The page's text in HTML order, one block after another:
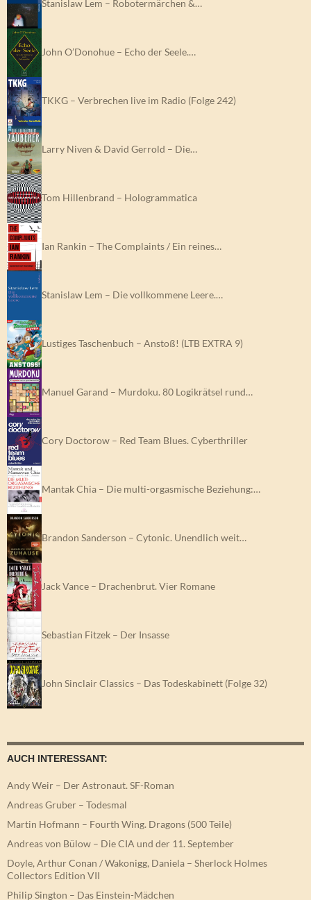
Stanislaw Lem – Robotermärchen &…
John O’Donohue – Echo der Seele.…
TKKG – Verbrechen live im Radio (Folge 242)
Larry Niven & David Gerrold – Die…
Tom Hillenbrand – Hologrammatica
Ian Rankin – The Complaints / Ein reines…
Stanislaw Lem – Die vollkommene Leere.…
Lustiges Taschenbuch – Anstoß! (LTB EXTRA 9)
Manuel Garand – Murdoku. 80 Logikrätsel rund…
Cory Doctorow – Red Team Blues. Cyberthriller
Mantak Chia – Die multi-orgasmische Beziehung:…
Brandon Sanderson – Cytonic. Unendlich weit…
Jack Vance – Drachenbrut. Vier Romane
Sebastian Fitzek – Der Insasse
John Sinclair Classics – Das Todeskabinett (Folge 32)
AUCH INTERESSANT:
Andy Weir – Der Astronaut. SF-Roman
Andreas Gruber – Todesmal
Martin Hofmann – Fourth Wing. Dragons (500 Teile)
Andreas von Bülow – Die CIA und der 11. September
Doyle, Arthur Conan / Wakonigg, Daniela – Sherlock Holmes
Collectors Edition VII
Philip Sington – Das Einstein-Mädchen